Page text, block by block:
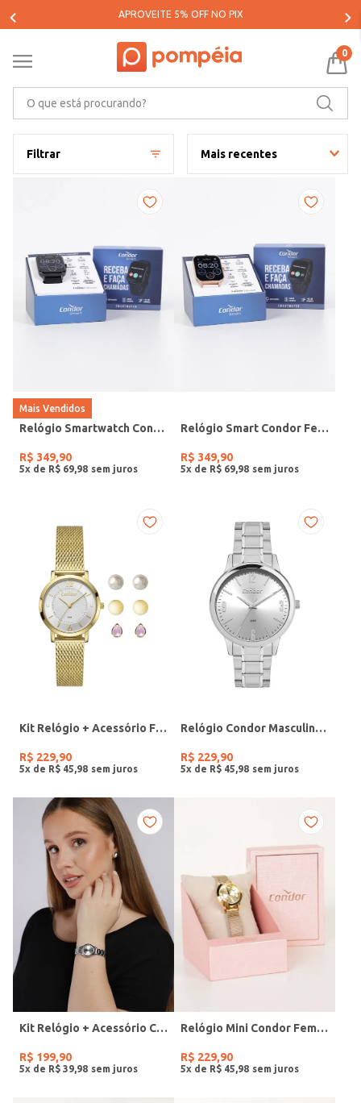
PARCELE SUAS COMPRAS EM ATÉ 5X SEM JUROS*
0
Filtrar Mais recentes
Mais Vendidos
Relógio Smartwatch Condor PRETO
R$ 349,90
5x de R$ 69 98
Relógio Smart Condor Feminino ROSE
R$ 349,90
5x de R$ 69 98
Kit Relógio + Acessório Feminino DOURADO
R$ 229,90
5x de R$ 45 98
Relógio Condor Masculino PRATA
R$ 229,90
5x de R$ 45 98
Kit Relógio + Acessório Condor Feminino PRATA
R$ 199,90
5x de R$ 39 98
Relógio Mini Condor Feminino DOURADO
R$ 229,90
5x de R$ 45 98